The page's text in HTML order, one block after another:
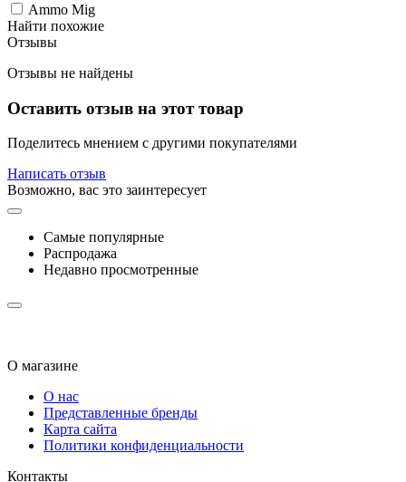
Ammo Mig
Найти похожие
Отзывы
Отзывы не найдены
Оставить отзыв на этот товар
Поделитесь мнением с другими покупателями
Написать отзыв
Возможно, вас это заинтересует
Самые популярные
Распродажа
Недавно просмотренные
О магазине
О нас
Представленные бренды
Карта сайта
Политики конфиденциальности
Контакты